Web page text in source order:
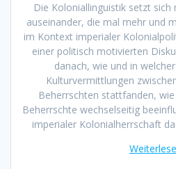
Die Koloniallinguistik setzt
auseinander, die mal mehr und
im Kontext imperialer
einer politisch motivierten
danach, wie und in
Kulturvermittlungen
Beherrschten stattfanden,
Beherrschte wechselseitig
imperialer Kolonialherrschaft